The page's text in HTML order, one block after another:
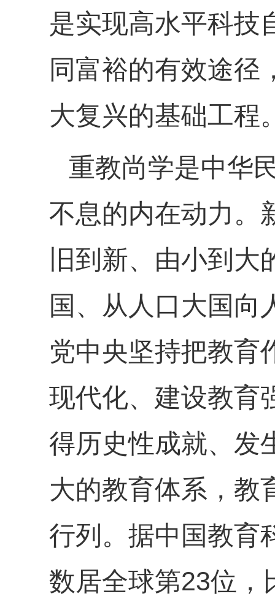
是实现高水平科技
同富裕的有效途径
大复兴的基础工程
重教尚学是中华
不息的内在动力。
旧到新、由小到
国、从人口大国向
党中央坚持把教育
现代化、建设教育
得历史性成就、发
大的教育体系，教
行列。据中国教育
数居全球第23位，